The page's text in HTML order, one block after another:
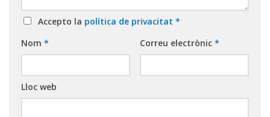
Accepto la política de privacitat *
Nom * Correu electrònic *
Lloc web